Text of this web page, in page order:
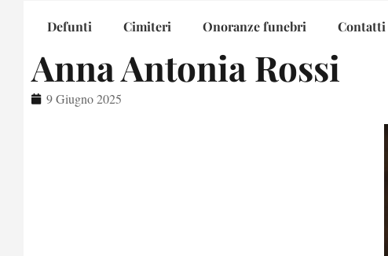
Defunti Cimiteri Onoranze funebri Contatti
Anna Antonia Rossi
9 Giugno 2025